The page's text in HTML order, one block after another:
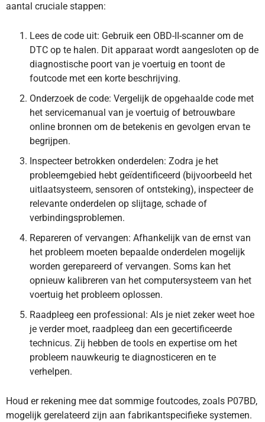
aantal cruciale stappen:
Lees de code uit: Gebruik een OBD-II-scanner om de
DTC op te halen. Dit apparaat wordt aangesloten op de
diagnostische poort van je voertuig en toont de
foutcode met een korte beschrijving.
Onderzoek de code: Vergelijk de opgehaalde code met
het servicemanual van je voertuig of betrouwbare
online bronnen om de betekenis en gevolgen ervan te
begrijpen.
Inspecteer betrokken onderdelen: Zodra je het
probleemgebied hebt geïdentificeerd (bijvoorbeeld het
uitlaatsysteem, sensoren of ontsteking), inspecteer de
relevante onderdelen op slijtage, schade of
verbindingsproblemen.
Repareren of vervangen: Afhankelijk van de ernst van
het probleem moeten bepaalde onderdelen mogelijk
worden gerepareerd of vervangen. Soms kan het
opnieuw kalibreren van het computersysteem van het
voertuig het probleem oplossen.
Raadpleeg een professional: Als je niet zeker weet hoe
je verder moet, raadpleeg dan een gecertificeerde
technicus. Zij hebben de tools en expertise om het
probleem nauwkeurig te diagnosticeren en te
verhelpen.
Houd er rekening mee dat sommige foutcodes, zoals P07BD,
mogelijk gerelateerd zijn aan fabrikantspecifieke systemen.